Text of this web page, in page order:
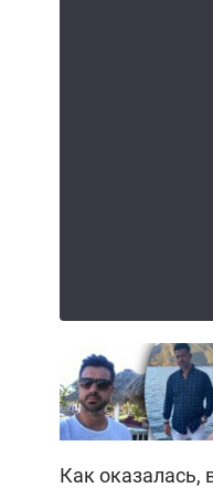
Как оказалась,